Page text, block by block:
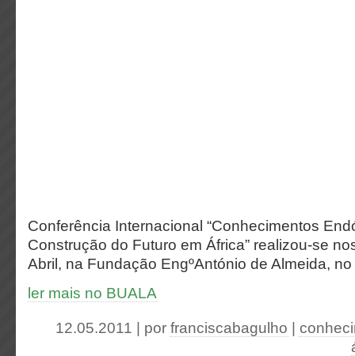
Conferência Internacional “Conhecimentos
Construção do Futuro em África” realizou-se
Abril, na Fundação EngºAntónio de Almeida,
ler mais no BUALA
12.05.2011 | por franciscabagulho